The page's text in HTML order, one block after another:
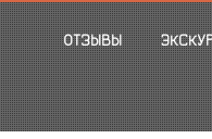
ОТЗЫВЫ